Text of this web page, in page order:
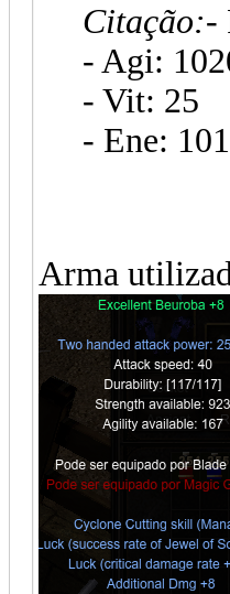
Citação:-
- Agi:
- Vit: 25
- Ene:
Arma